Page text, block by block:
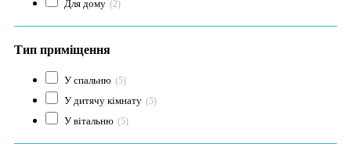
Для дому (2)
Тип приміщення
У спальню (5)
У дитячу кімнату (5)
У вітальню (5)